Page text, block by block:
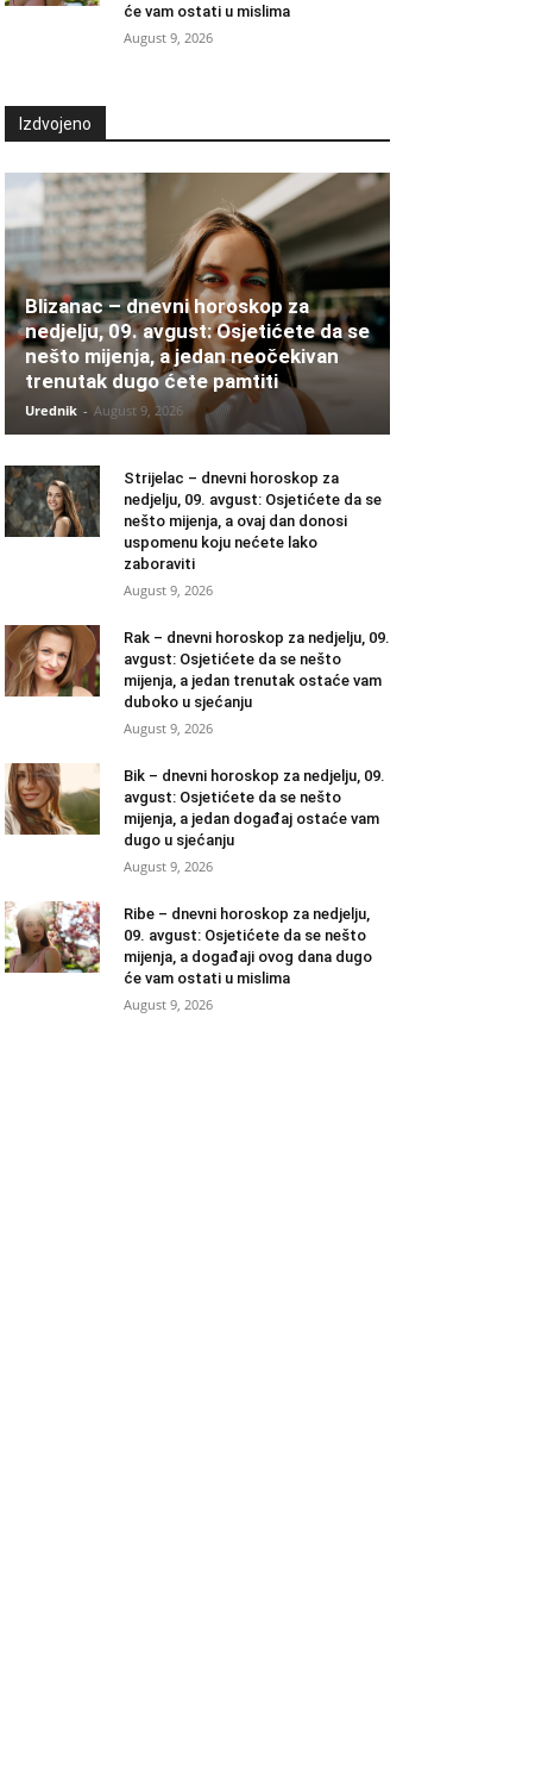
će vam ostati u mislima
August 9, 2026
Izdvojeno
Blizanac – dnevni horoskop za
nedjelju, 09. avgust: Osjetićete da se
nešto mijenja, a jedan neočekivan
trenutak dugo ćete pamtiti
Urednik - August 9, 2026
Strijelac – dnevni horoskop za
nedjelju, 09. avgust: Osjetićete da se
nešto mijenja, a ovaj dan donosi
uspomenu koju nećete lako
zaboraviti
August 9, 2026
Rak – dnevni horoskop za nedjelju, 09.
avgust: Osjetićete da se nešto
mijenja, a jedan trenutak ostaće vam
duboko u sjećanju
August 9, 2026
Bik – dnevni horoskop za nedjelju, 09.
avgust: Osjetićete da se nešto
mijenja, a jedan događaj ostaće vam
dugo u sjećanju
August 9, 2026
Ribe – dnevni horoskop za nedjelju,
09. avgust: Osjetićete da se nešto
mijenja, a događaji ovog dana dugo
će vam ostati u mislima
August 9, 2026